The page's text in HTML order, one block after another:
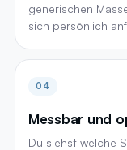
generischen
sich persönlich
04
Messbar und
Du siehst welche